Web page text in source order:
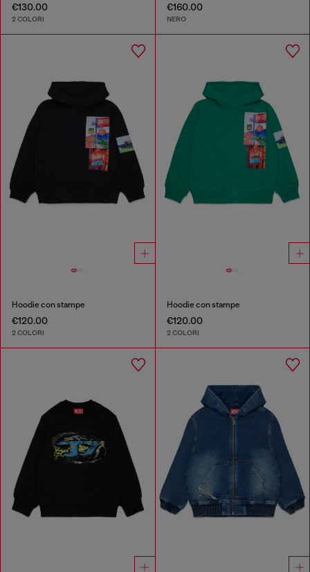
€130.00
2 COLORI
€160.00
NERO
Hoodie con stampe
€120.00
2 COLORI
Hoodie con stampe
€120.00
2 COLORI